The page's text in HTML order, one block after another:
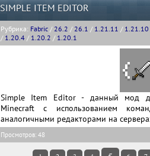
SIMPLE ITEM EDITOR
Рубрика: Fabric /26.2 /26.1 / 1.21.11 / 1.21.10
/ 1.20.4 / 1.20.2 / 1.20.1
Simple Item Editor - данный мод
Minecraft с использованием
аналогичными редакторами на
Просмотров: 48